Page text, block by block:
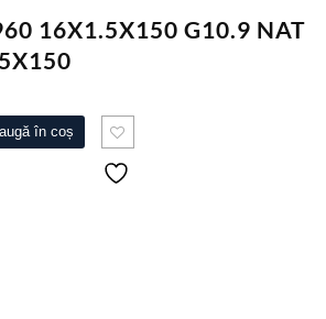
16X1.5X150 G10.9 NAT
în coș